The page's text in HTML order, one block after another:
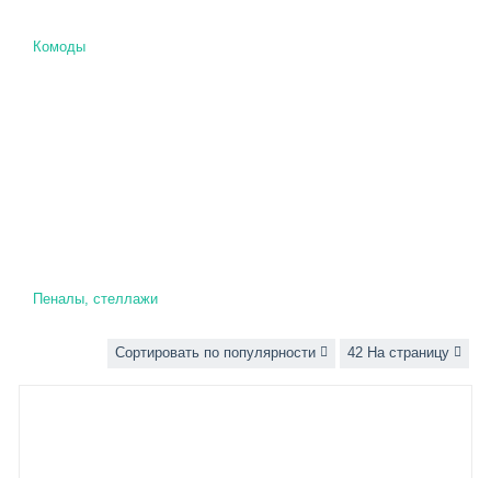
Комоды
Пеналы, стеллажи
Сортировать по популярности 42 На страницу